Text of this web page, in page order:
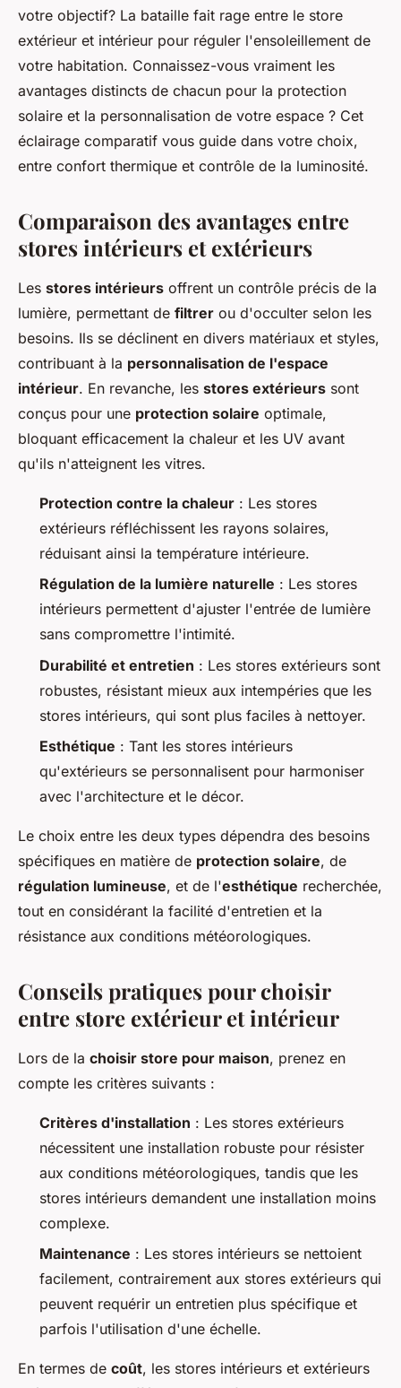
votre objectif? La bataille fait rage entre le store
extérieur et intérieur pour réguler l'ensoleillement de
votre habitation. Connaissez-vous vraiment les
avantages distincts de chacun pour la protection
solaire et la personnalisation de votre espace ? Cet
éclairage comparatif vous guide dans votre choix,
entre confort thermique et contrôle de la luminosité.
Comparaison des avantages entre
stores intérieurs et extérieurs
Les stores intérieurs offrent un contrôle précis de la
lumière, permettant de filtrer ou d'occulter selon les
besoins. Ils se déclinent en divers matériaux et styles,
contribuant à la personnalisation de l'espace
intérieur. En revanche, les stores extérieurs sont
conçus pour une protection solaire optimale,
bloquant efficacement la chaleur et les UV avant
qu'ils n'atteignent les vitres.
Protection contre la chaleur : Les stores
extérieurs réfléchissent les rayons solaires,
réduisant ainsi la température intérieure.
Régulation de la lumière naturelle : Les stores
intérieurs permettent d'ajuster l'entrée de lumière
sans compromettre l'intimité.
Durabilité et entretien : Les stores extérieurs sont
robustes, résistant mieux aux intempéries que les
stores intérieurs, qui sont plus faciles à nettoyer.
Esthétique : Tant les stores intérieurs
qu'extérieurs se personnalisent pour harmoniser
avec l'architecture et le décor.
Le choix entre les deux types dépendra des besoins
spécifiques en matière de protection solaire, de
régulation lumineuse, et de l'esthétique recherchée,
tout en considérant la facilité d'entretien et la
résistance aux conditions météorologiques.
Conseils pratiques pour choisir
entre store extérieur et intérieur
Lors de la choisir store pour maison, prenez en
compte les critères suivants :
Critères d'installation : Les stores extérieurs
nécessitent une installation robuste pour résister
aux conditions météorologiques, tandis que les
stores intérieurs demandent une installation moins
complexe.
Maintenance : Les stores intérieurs se nettoient
facilement, contrairement aux stores extérieurs qui
peuvent requérir un entretien plus spécifique et
parfois l'utilisation d'une échelle.
En termes de coût, les stores intérieurs et extérieurs